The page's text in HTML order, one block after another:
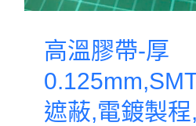
高溫膠帶-厚
遮蔽,電鍍製